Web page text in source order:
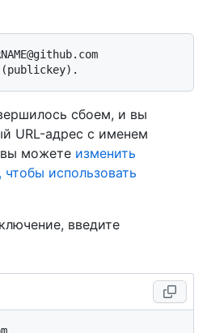
(publickey).
сбоем, и вы
URL-адрес с именем
вы можете изменить
использовать
введите